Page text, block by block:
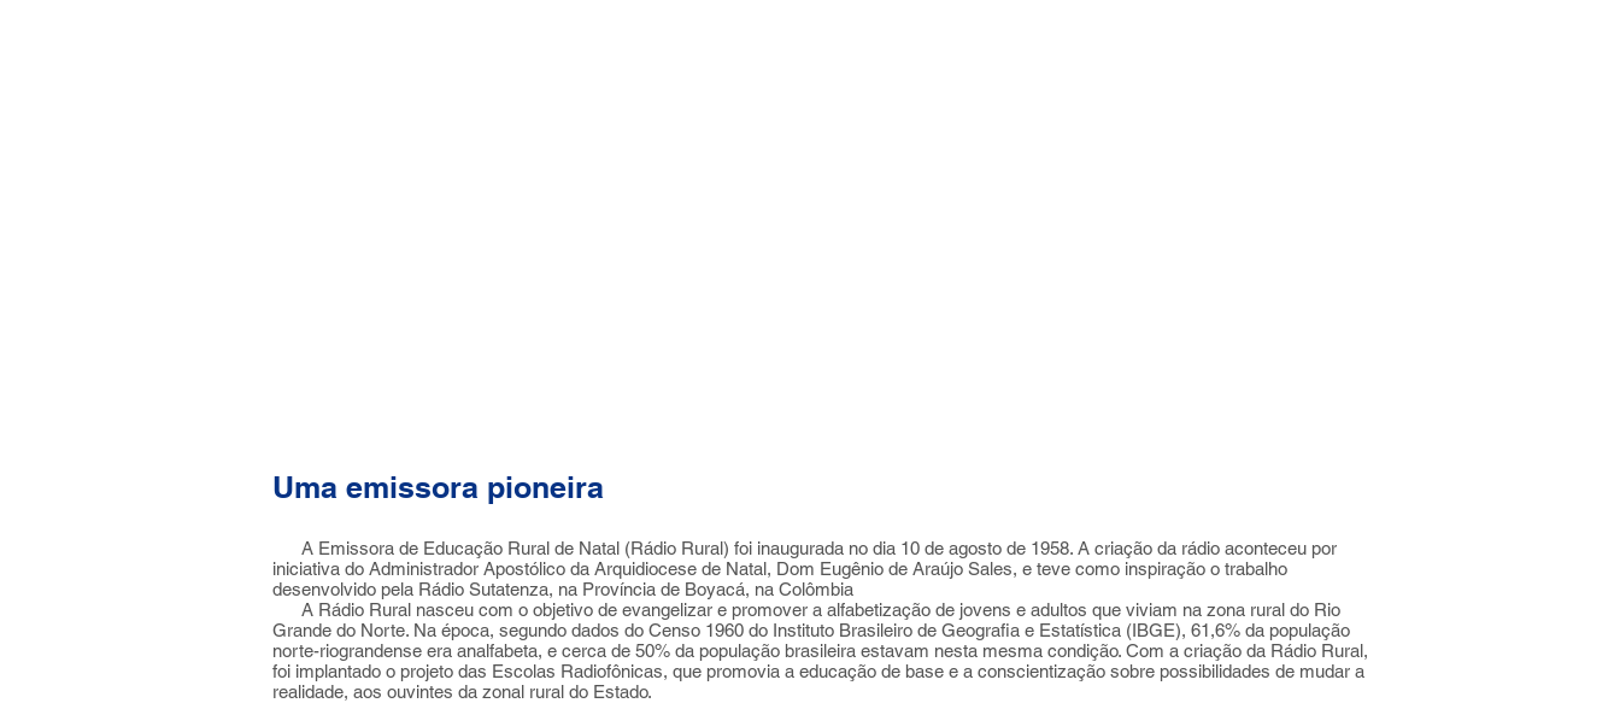
Uma emissora pioneira
A Emissora de Educação Rural de Natal (Rádio Rural) foi inaugurada no dia 10 de agosto de 1958. A criação da rádio aconteceu por
iniciativa do Administrador Apostólico da Arquidiocese de Natal, Dom Eugênio de Araújo Sales, e teve como inspiração o trabalho
desenvolvido pela Rádio Sutatenza, na Província de Boyacá, na Colômbia
A Rádio Rural nasceu com o objetivo de evangelizar e promover a alfabetização de jovens e adultos que viviam na zona rural do Rio
Grande do Norte. Na época, segundo dados do Censo 1960 do Instituto Brasileiro de Geografia e Estatística (IBGE), 61,6% da população
norte-riograndense era analfabeta, e cerca de 50% da população brasileira estavam nesta mesma condição. Com a criação da Rádio Rural,
foi implantado o projeto das Escolas Radiofônicas, que promovia a educação de base e a conscientização sobre possibilidades de mudar a
realidade, aos ouvintes da zonal rural do Estado.